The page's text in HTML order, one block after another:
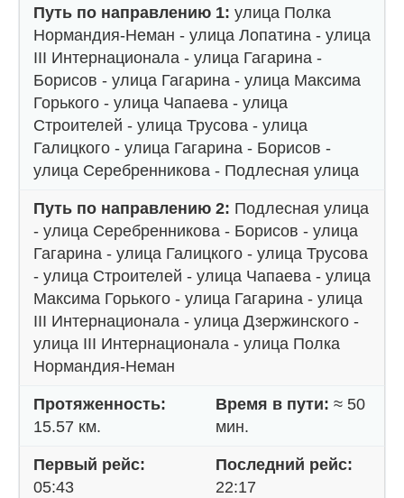
Путь по направлению 1: улица Полка
Нормандия-Неман - улица Лопатина - улица
III Интернационала - улица Гагарина -
Борисов - улица Гагарина - улица Максима
Горького - улица Чапаева - улица
Строителей - улица Трусова - улица
Галицкого - улица Гагарина - Борисов -
улица Серебренникова - Подлесная улица
Путь по направлению 2: Подлесная улица
- улица Серебренникова - Борисов - улица
Гагарина - улица Галицкого - улица Трусова
- улица Строителей - улица Чапаева - улица
Максима Горького - улица Гагарина - улица
III Интернационала - улица Дзержинского -
улица III Интернационала - улица Полка
Нормандия-Неман
Протяженность:
15.57 км.
Время в пути: ≈ 50
мин.
Первый рейс:
05:43
Последний рейс:
22:17